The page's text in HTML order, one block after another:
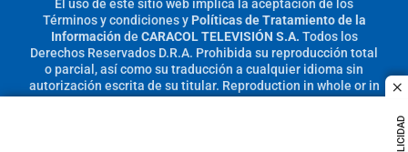
El uso de este sitio web implica la aceptación de los
Términos y condicionesy Políticas de Tratamiento de la
Información de CARACOL TELEVISIÓN S.A. Todos los
Derechos Reservados D.R.A. Prohibida su reproducción total
o parcial, así como su traducción a cualquier idioma sin
autorización escrita de su titular. Reproduction in whole or in